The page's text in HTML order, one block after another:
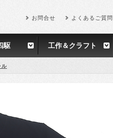
お問合せ よくあるご質問
駆 工作＆クラフト
ル